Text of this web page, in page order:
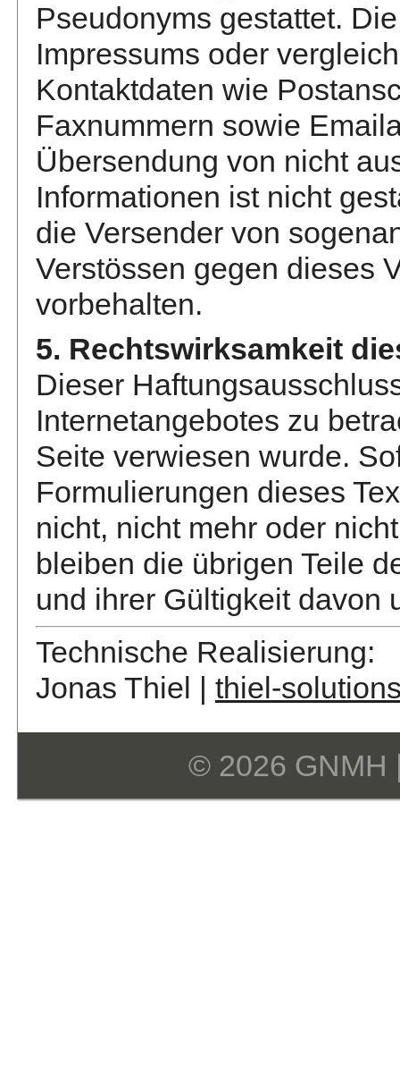
Pseudonyms gestattet.
Impressums oder
Kontaktdaten wie
Faxnummern sowie
Übersendung von nicht
Informationen ist nicht
die Versender von
Verstössen gegen dieses
vorbehalten.
5. Rechtswirksamkeit
Dieser
Internetangebotes zu
Seite verwiesen wurde.
Formulierungen dieses
nicht, nicht mehr oder
bleiben die übrigen Teile
und ihrer Gültigkeit davon
Technische Realisierung:
Jonas Thiel | thiel-
© 2026